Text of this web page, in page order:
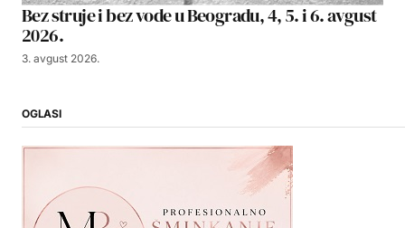
Bez struje i bez vode u Beogradu, 4, 5. i 6. avgust
2026.
3. avgust 2026.
OGLASI